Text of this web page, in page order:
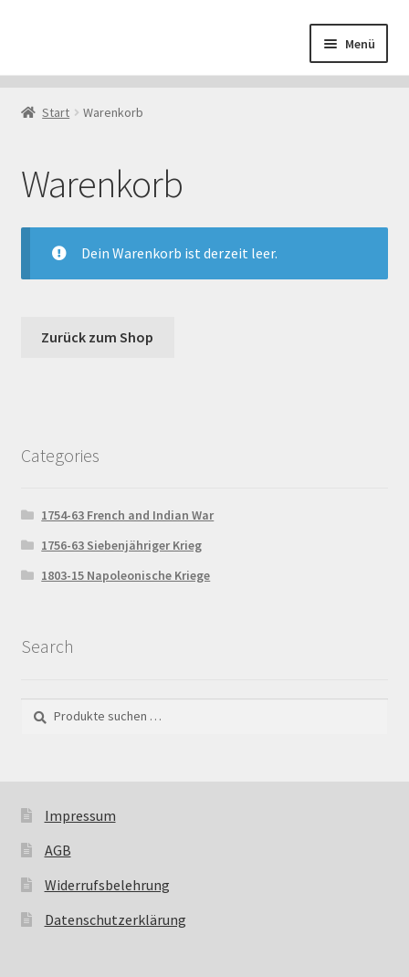
springen
springen
Menü
Datenschutzerklärung
Downloads
Echtheit von Bewertungen
Impressum
Mein Konto
Mein Konto
Versandarten
Warenkorb
Widerrufsbelehrung
Zahlungsarten
Start Warenkorb
Warenkorb
Dein Warenkorb ist derzeit leer.
Zurück zum Shop
Categories
1754-63 French and Indian War
1756-63 Siebenjähriger Krieg
1803-15 Napoleonische Kriege
Search
Suchen
nach:
Suchen
Impressum
AGB
Widerrufsbelehrung
Datenschutzerklärung